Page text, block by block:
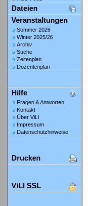
Dateien
Veranstaltungen
Sommer 2026
Winter 2025/26
Archiv
Suche
Zeitenplan
Dozentenplan
Hilfe
Fragen & Antworten
Kontakt
Über ViLI
Impressum
Datenschutzhinweise
Drucken
ViLI SSL